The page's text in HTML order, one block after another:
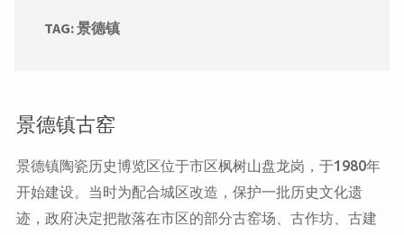
TAG:景德镇
景德镇古窑
景德镇陶瓷历史博览区位于市区枫树山盘龙岗，于1980年
开始建设。当时为配合城区改造，保护一批历史文化遗
迹，政府决定把散落在市区的部分古窑场、古作坊、古建